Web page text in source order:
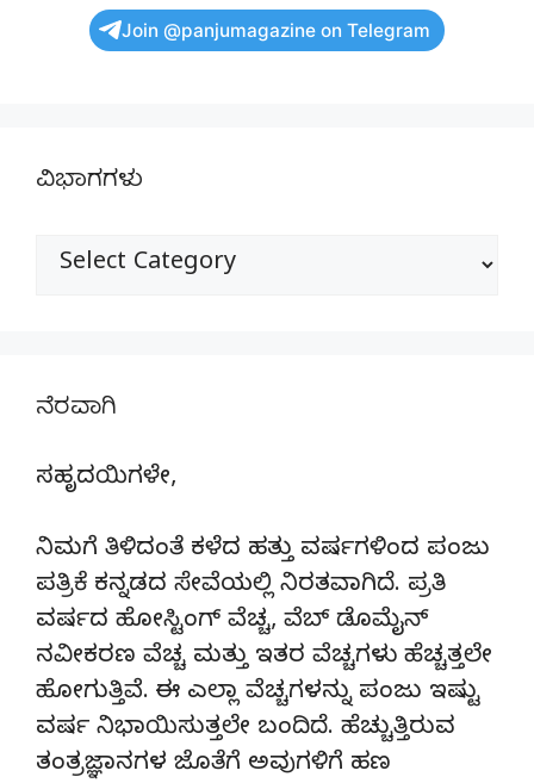
Join @panjumagazine on Telegram
ವಿಭಾಗಗಳು
ವಿಭಾಗಗಳು
ನೆರವಾಗಿ
ಸಹೃದಯಿಗಳೇ,
ನಿಮಗೆ ತಿಳಿದಂತೆ ಕಳೆದ ಹತ್ತು ವರ್ಷಗಳಿಂದ ಪಂಜು
ಪತ್ರಿಕೆ ಕನ್ನಡದ ಸೇವೆಯಲ್ಲಿ ನಿರತವಾಗಿದೆ. ಪ್ರತಿ
ವರ್ಷದ ಹೋಸ್ಟಿಂಗ್‌ ವೆಚ್ಚ, ವೆಬ್‌ ಡೊಮೈನ್‌
ನವೀಕರಣ ವೆಚ್ಚ ಮತ್ತು ಇತರ ವೆಚ್ಚಗಳು ಹೆಚ್ಚತ್ತಲೇ
ಹೋಗುತ್ತಿವೆ. ಈ ಎಲ್ಲಾ ವೆಚ್ಚಗಳನ್ನು ಪಂಜು ಇಷ್ಟು
ವರ್ಷ ನಿಭಾಯಿಸುತ್ತಲೇ ಬಂದಿದೆ. ಹೆಚ್ಚುತ್ತಿರುವ
ತಂತ್ರಜ್ಞಾನಗಳ ಜೊತೆಗೆ ಅವುಗಳಿಗೆ ಹಣ